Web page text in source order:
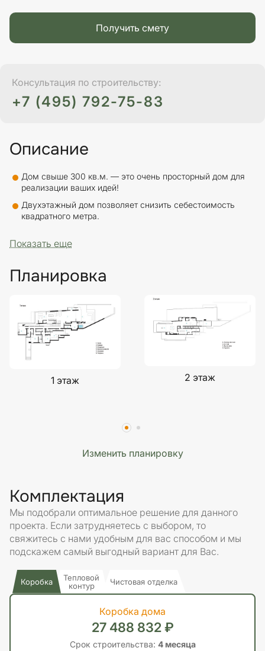
Получить смету
Консультация по строительству:
+7 (495) 792-75-83
Описание
Дом свыше 300 кв.м. — это очень просторный дом для
реализации ваших идей!
Двухэтажный дом позволяет снизить себестоимость
квадратного метра.
Показать еще
Планировка
1 этаж 2 этаж
Изменить планировку
Комплектация
Мы подобрали оптимальное решение для данного
проекта. Если затрудняетесь с выбором, то
свяжитесь с нами удобным для вас способом и мы
подскажем самый выгодный вариант для Вас.
Коробка
Тепловой
контур
Чистовая отделка
Коробка дома
27 488 832 ₽
Срок строительства: 4 месяца